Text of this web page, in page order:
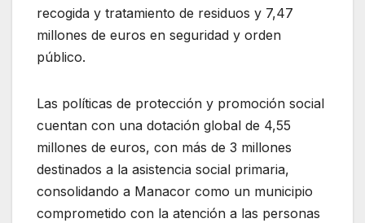
recogida y tratamiento de residuos y 7,47
millones de euros en seguridad y orden
público.
Las políticas de protección y promoción social
cuentan con una dotación global de 4,55
millones de euros, con más de 3 millones
destinados a la asistencia social primaria,
consolidando a Manacor como un municipio
comprometido con la atención a las personas